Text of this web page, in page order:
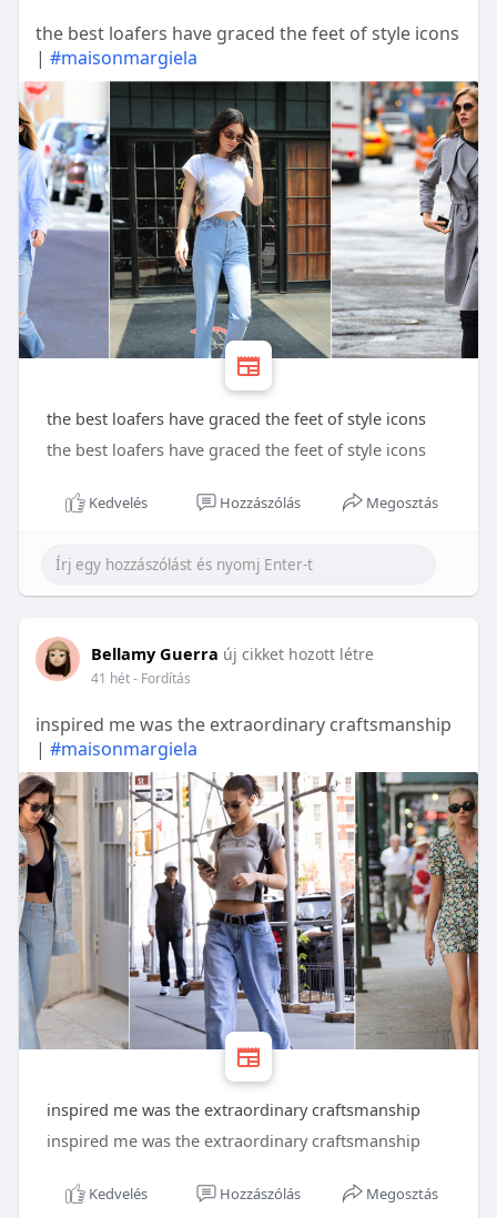
the best loafers have graced the feet of style icons
| #maisonmargiela
the best loafers have graced the feet of style icons
the best loafers have graced the feet of style icons
Kedvelés Hozzászólás Megosztás
Bellamy Guerra új cikket hozott létre
41 hét- Fordítás
inspired me was the extraordinary craftsmanship
| #maisonmargiela
inspired me was the extraordinary craftsmanship
inspired me was the extraordinary craftsmanship
Kedvelés Hozzászólás Megosztás